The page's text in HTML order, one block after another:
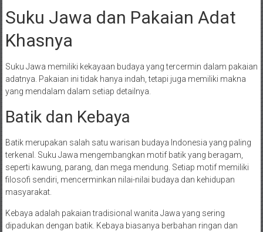
Suku Jawa dan Pakaian Adat
Khasnya
Suku Jawa memiliki kekayaan budaya yang tercermin dalam pakaian
adatnya. Pakaian ini tidak hanya indah, tetapi juga memiliki makna
yang mendalam dalam setiap detailnya.
Batik dan Kebaya
Batik merupakan salah satu warisan budaya Indonesia yang paling
terkenal. Suku Jawa mengembangkan motif batik yang beragam,
seperti kawung, parang, dan mega mendung. Setiap motif memiliki
filosofi sendiri, mencerminkan nilai-nilai budaya dan kehidupan
masyarakat.
Kebaya adalah pakaian tradisional wanita Jawa yang sering
dipadukan dengan batik. Kebaya biasanya berbahan ringan dan